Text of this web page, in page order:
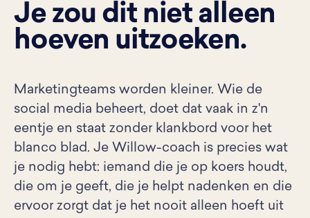
Je zou dit niet alleen
hoeven uitzoeken.
Marketingteams worden kleiner. Wie de
social media beheert, doet dat vaak in z'n
eentje en staat zonder klankbord voor het
blanco blad. Je Willow-coach is precies wat
je nodig hebt: iemand die je op koers houdt,
die om je geeft, die je helpt nadenken en die
ervoor zorgt dat je het nooit alleen hoeft uit